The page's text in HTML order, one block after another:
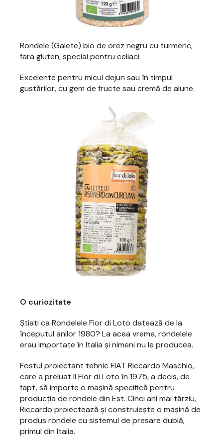
Rondele (Galete) bio de orez negru cu turmeric,
fara gluten, special pentru celiaci.
Excelente pentru micul dejun sau în timpul
gustărilor, cu gem de fructe sau cremă de alune.
O curiozitate
Știati ca Rondelele Fior di Loto datează de la
începutul anilor 1980? La acea vreme, rondelele
erau importate în Italia și nimeni nu le producea.
Fostul proiectant tehnic FIAT Riccardo Maschio,
care a preluat Il Fior di Loto în 1975, a decis, de
fapt, să importe o mașină specifică pentru
producția de rondele din Est. Cinci ani mai târziu,
Riccardo proiectează și construiește o mașină de
produs rondele cu sistemul de presare dublă,
primul din Italia.